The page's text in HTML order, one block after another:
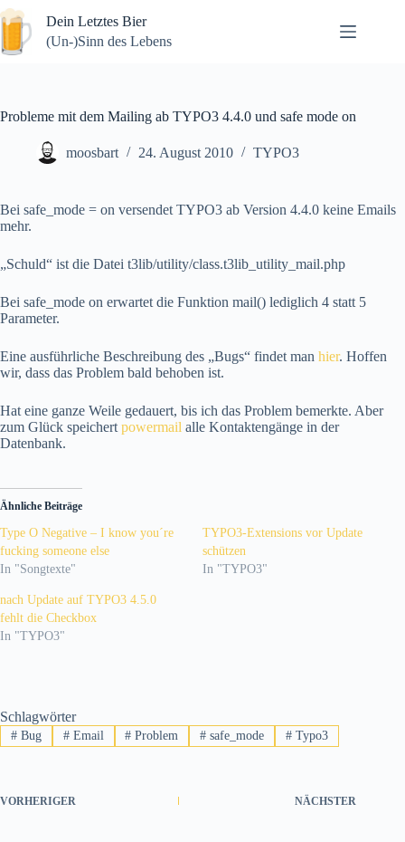
Zum
Inhalt
springen
Dein Letztes Bier
(Un-)Sinn des Lebens
Probleme mit dem Mailing ab TYPO3 4.4.0 und safe mode on
moosbart 24. August 2010 TYPO3
Bei safe_mode = on versendet TYPO3 ab Version 4.4.0 keine Emails
mehr.
„Schuld“ ist die Datei t3lib/utility/class.t3lib_utility_mail.php
Bei safe_mode on erwartet die Funktion mail() lediglich 4 statt 5
Parameter.
Eine ausführliche Beschreibung des „Bugs“ findet man hier. Hoffen
wir, dass das Problem bald behoben ist.
Hat eine ganze Weile gedauert, bis ich das Problem bemerkte. Aber
zum Glück speichert powermail alle Kontaktengänge in der
Datenbank.
Ähnliche Beiträge
Type O Negative – I know you´re
fucking someone else
In "Songtexte"
TYPO3-Extensions vor Update
schützen
In "TYPO3"
nach Update auf TYPO3 4.5.0
fehlt die Checkbox
In "TYPO3"
Schlagwörter
#Bug #Email # Problem # safe_mode # Typo3
VORHERIGER NÄCHSTER